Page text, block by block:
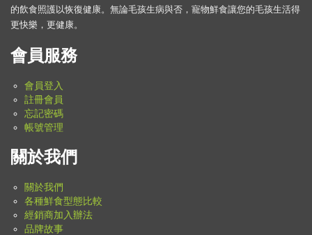
的飲食照護以恢復健康。無論毛孩生病與否，寵物鮮食讓您的毛孩生活得
更快樂，更健康。
會員服務
會員登入
註冊會員
忘記密碼
帳號管理
關於我們
關於我們
各種鮮食型態比較
經銷商加入辦法
品牌故事